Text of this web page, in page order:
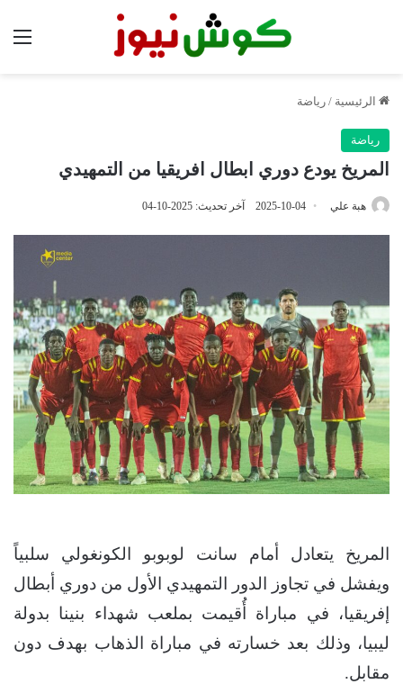
الرئيسية / رياضة
رياضة
المريخ يودع دوري ابطال افريقيا من التمهيدي
هبة علي 2025-10-04 آخر تحديث: 2025-10-04
المريخ يتعادل أمام سانت لوبوبو الكونغولي سلبياً
ويفشل في تجاوز الدور التمهيدي الأول من دوري أبطال
إفريقيا، في مباراة أُقيمت بملعب شهداء بنينا بدولة
ليبيا، وذلك بعد خسارته في مباراة الذهاب بهدف دون
مقابل.